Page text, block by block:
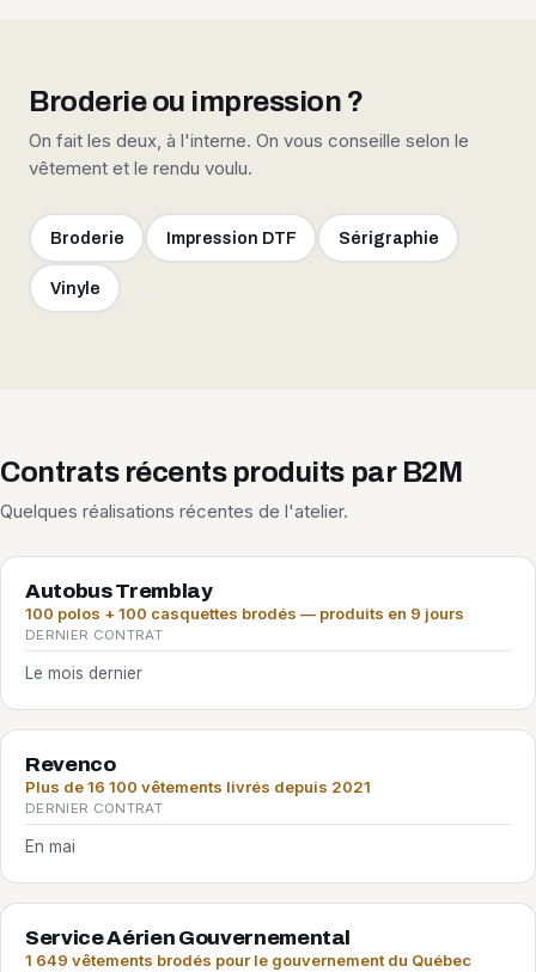
Broderie ou impression ?
On fait les deux, à l'interne. On vous conseille selon le
vêtement et le rendu voulu.
Broderie Impression DTF Sérigraphie
Vinyle
Contrats récents produits par B2M
Quelques réalisations récentes de l'atelier.
Autobus Tremblay
100 polos + 100 casquettes brodés — produits en 9 jours
DERNIER CONTRAT
Le mois dernier
Revenco
Plus de 16 100 vêtements livrés depuis 2021
DERNIER CONTRAT
En mai
Service Aérien Gouvernemental
1 649 vêtements brodés pour le gouvernement du Québec